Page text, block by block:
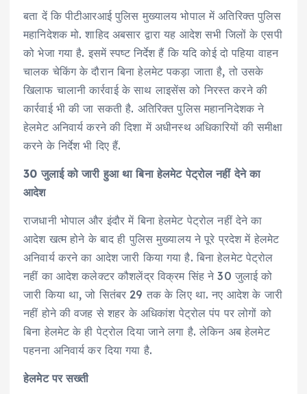
बता दें कि पीटीआरआई पुलिस मुख्यालय भोपाल में अतिरिक्त पुलिस
महानिदेशक मो. शाहिद अबसार द्वारा यह आदेश सभी जिलों के एसपी
को भेजा गया है. इसमें स्पष्ट निर्देश हैं कि यदि कोई दो पहिया वाहन
चालक चेकिंग के दौरान बिना हेलमेट पकड़ा जाता है, तो उसके
खिलाफ चालानी कार्रवाई के साथ लाइसेंस को निरस्त करने की
कार्रवाई भी की जा सकती है. अतिरिक्त पुलिस महाननिदेशक ने
हेलमेट अनिवार्य करने की दिशा में अधीनस्थ अधिकारियों की समीक्षा
करने के निर्देश भी दिए हैं.
30 जुलाई को जारी हुआ था बिना हेलमेट पेट्रोल नहीं देने का
आदेश
राजधानी भोपाल और इंदौर में बिना हेलमेट पेट्रोल नहीं देने का
आदेश खत्म होने के बाद ही पुलिस मुख्यालय ने पूरे प्रदेश में हेलमेट
अनिवार्य करने का आदेश जारी किया गया है. बिना हेलमेट पेट्रोल
नहीं का आदेश कलेक्टर कौशलेंद्र विक्रम सिंह ने 30 जुलाई को
जारी किया था, जो सितंबर 29 तक के लिए था. नए आदेश के जारी
नहीं होने की वजह से शहर के अधिकांश पेट्रोल पंप पर लोगों को
बिना हेलमेट के ही पेट्रोल दिया जाने लगा है. लेकिन अब हेलमेट
पहनना अनिवार्य कर दिया गया है.
हेलमेट पर सख्ती